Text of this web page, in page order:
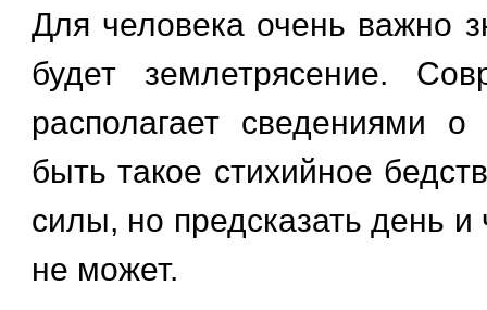
Для человека очень важно
будет землетрясение.
располагает сведениями
быть такое стихийное
силы, но предсказать день и
не может.